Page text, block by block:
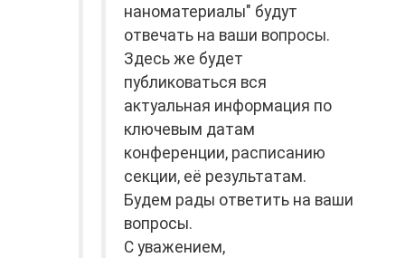
наноматериалы" будут
отвечать на ваши вопросы.
Здесь же будет
публиковаться вся
актуальная информация по
ключевым датам
конференции, расписанию
секции, её результатам.
Будем рады ответить на ваши
вопросы.
С уважением,